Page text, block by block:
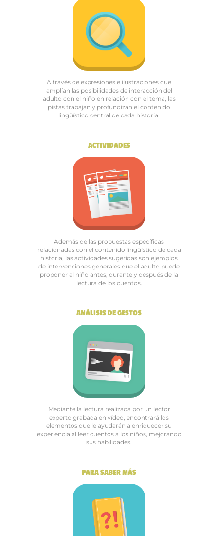
A través de expresiones e ilustraciones que
amplían las posibilidades de interacción del
adulto con el niño en relación con el tema, las
pistas trabajan y profundizan el contenido
lingüístico central de cada historia.
ACTIVIDADES
Además de las propuestas específicas
relacionadas con el contenido lingüístico de cada
historia, las actividades sugeridas son ejemplos
de intervenciones generales que el adulto puede
proponer al niño antes, durante y después de la
lectura de los cuentos.
ANÁLISIS DE GESTOS
Mediante la lectura realizada por un lector
experto grabada en vídeo, encontrará los
elementos que le ayudarán a enriquecer su
experiencia al leer cuentos a los niños, mejorando
sus habilidades.
PARA SABER MÁS